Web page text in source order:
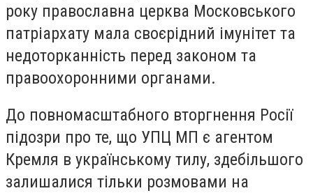
року православна церква Московського
патріархату мала своєрідний імунітет та
недоторканність перед законом та
правоохоронними органами.
До повномасштабного вторгнення Росії
підозри про те, що УПЦ МП є агентом
Кремля в українському тилу, здебільшого
залишалися тільки розмовами на